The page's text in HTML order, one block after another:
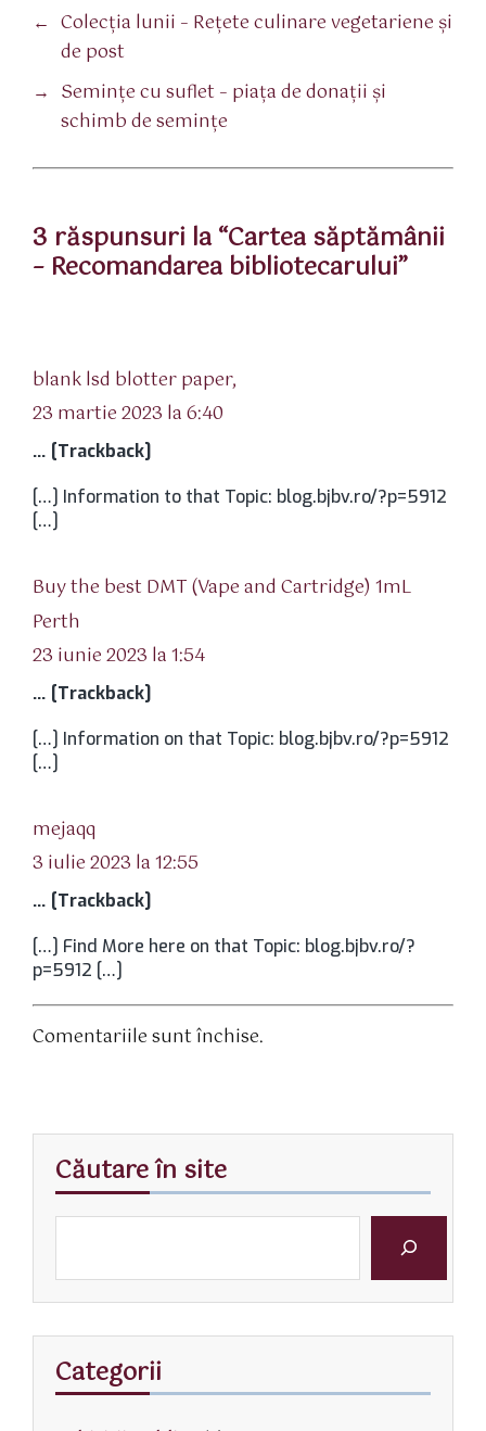
← Colecţia lunii – Reţete culinare vegetariene şi
de post
→ Seminţe cu suflet – piaţa de donaţii şi
schimb de seminţe
3 răspunsuri la “Cartea săptămânii
– Recomandarea bibliotecarului”
blank lsd blotter paper,
23 martie 2023 la 6:40
… [Trackback]
[…] Information to that Topic: blog.bjbv.ro/?p=5912
[…]
Buy the best DMT (Vape and Cartridge) 1mL
Perth
23 iunie 2023 la 1:54
… [Trackback]
[…] Information on that Topic: blog.bjbv.ro/?p=5912
[…]
mejaqq
3 iulie 2023 la 12:55
… [Trackback]
[…] Find More here on that Topic: blog.bjbv.ro/?
p=5912 […]
Comentariile sunt închise.
Căutare în site
Categorii